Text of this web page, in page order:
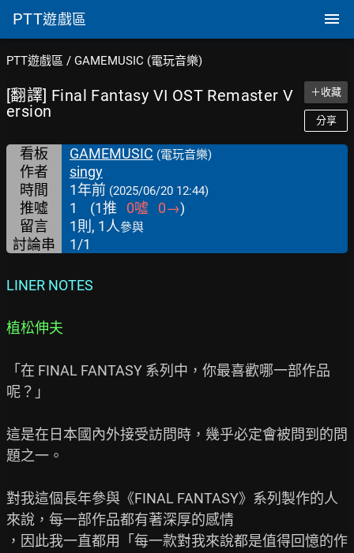
PTT遊戲區
PTT遊戲區 / GAMEMUSIC (電玩音樂)
[翻譯] Final Fantasy VI OST Remaster V
ersion
＋收藏
分享
看板 GAMEMUSIC (電玩音樂)
作者
singy
時間
1年前 (2025/06/20 12:44)
推噓 1 (1推 0噓 0→)
留言
1則, 1人參與
討論串 1/1
LINER NOTES
植松伸夫
「在 FINAL FANTASY 系列中，你最喜歡哪一部作品
呢？」
這是在日本國內外接受訪問時，幾乎必定會被問到的問
題之一。
對我這個長年參與《FINAL FANTASY》系列製作的人
來說，每一部作品都有著深厚的感情
，因此我一直都用「每一款對我來說都是值得回憶的作